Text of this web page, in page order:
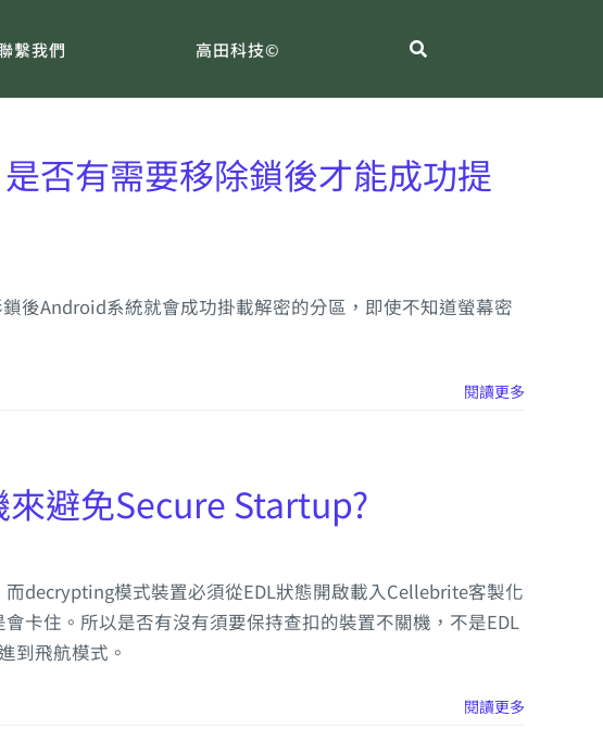
繫我們 高田科技©
否有需要移除鎖後才能成功提
後Android系統就會成功掛載解密的分區，即使不知道螢幕密
閱讀更多
避免Secure Startup?
decrypting模式裝置必須從EDL狀態開啟載入Cellebrite客製化
卡住。所以是否有沒有須要保持查扣的裝置不關機，不是EDL
到飛航模式。
閱讀更多